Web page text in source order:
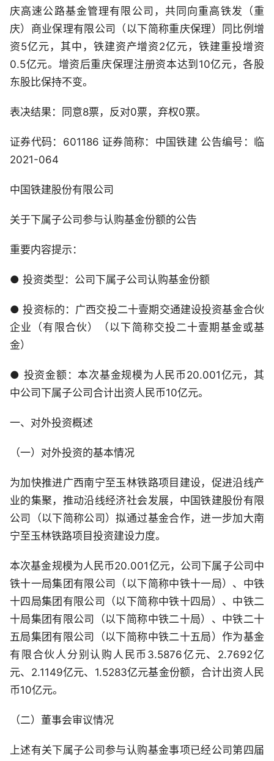
庆高速公路基金管理有限公司，共同向重高铁发（重
庆）商业保理有限公司（以下简称重庆保理）同比例增
资5亿元，其中，铁建资产增资2亿元，铁建重投增资
0.5亿元。增资后重庆保理注册资本达到10亿元，各股
东股比保持不变。
表决结果：同意8票，反对0票，弃权0票。
证券代码：601186 证券简称：中国铁建 公告编号：临
2021-064
中国铁建股份有限公司
关于下属子公司参与认购基金份额的公告
重要内容提示：
● 投资类型：公司下属子公司认购基金份额
● 投资标的：广西交投二十壹期交通建设投资基金合伙
企业（有限合伙）（以下简称交投二十壹期基金或基
金）
● 投资金额：本次基金规模为人民币20.001亿元，其
中公司下属子公司合计出资人民币10亿元。
一、对外投资概述
（一）对外投资的基本情况
为加快推进广西南宁至玉林铁路项目建设，促进沿线产
业的集聚，推动沿线经济社会发展，中国铁建股份有限
公司（以下简称公司）拟通过基金合作，进一步加大南
宁至玉林铁路项目投资建设力度。
本次基金规模为人民币20.001亿元，公司下属子公司中
铁十一局集团有限公司（以下简称中铁十一局）、中铁
十四局集团有限公司（以下简称中铁十四局）、中铁二
十局集团有限公司（以下简称中铁二十局）、中铁二十
五局集团有限公司（以下简称中铁二十五局）作为基金
有限合伙人分别认购人民币3.5876亿元、2.7692亿
元、2.1149亿元、1.5283亿元基金份额，合计出资人民
币10亿元。
（二）董事会审议情况
上述有关下属子公司参与认购基金事项已经公司第四届